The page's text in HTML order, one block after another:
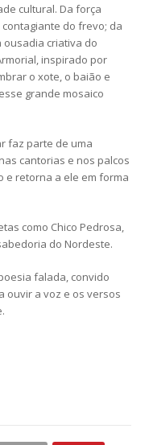
cultural. Da força
do frevo; da
criativa do
inspirado por
o xote, o baião e
grande mosaico
faz parte de uma
cantorias e nos palcos
e retorna a ele em forma
como Chico Pedrosa,
do Nordeste.
falada, convido
ouvir a voz e os versos